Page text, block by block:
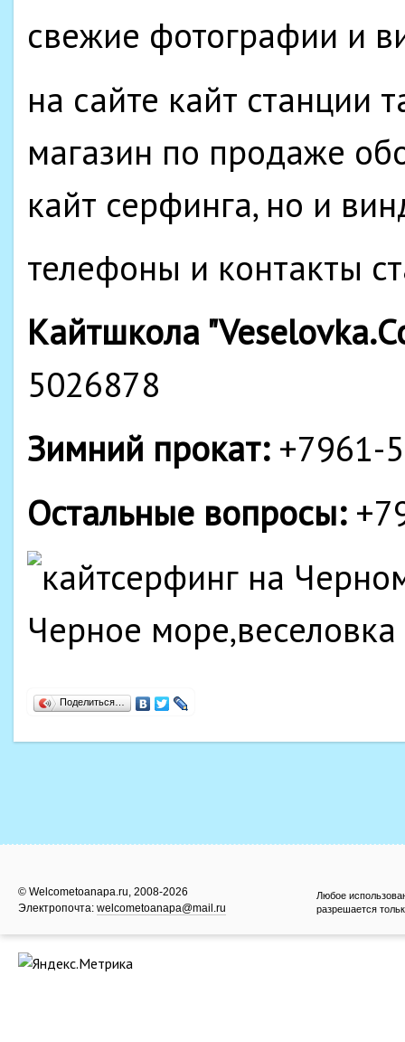
свежие фотографии и
на сайте кайт станции
магазин по продаже
кайт серфинга, но и
телефоны и контакты
Кайтшкола
5026878
Зимний прокат: +7961-
Остальные вопросы:
Поделиться…
© Welcometoanapa.ru, 2008-2026
Электропочта: welcometoanapa@mail.ru
Любое
разрешается